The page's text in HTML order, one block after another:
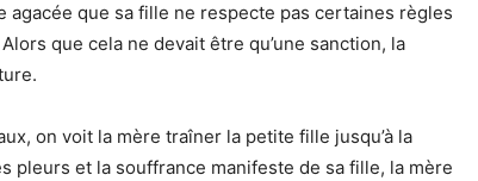
agacée que sa fille ne respecte pas certaines règles
que cela ne devait être qu’une sanction, la
on voit la mère traîner la petite fille jusqu’à la
pleurs et la souffrance manifeste de sa fille, la mère